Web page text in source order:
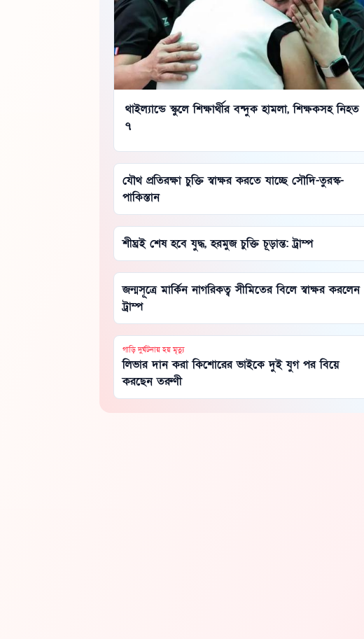
থাইল্যান্ডে স্কুলে শিক্ষার্থীর বন্দুক হামলা, শিক্ষকসহ নিহত
৭
যৌথ প্রতিরক্ষা চুক্তি স্বাক্ষর করতে যাচ্ছে সৌদি-তুরস্ক-
পাকিস্তান
শীঘ্রই শেষ হবে যুদ্ধ, হরমুজ চুক্তি চূড়ান্ত: ট্রাম্প
জন্মসূত্রে মার্কিন নাগরিকত্ব সীমিতের বিলে স্বাক্ষর করলেন
ট্রাম্প
গাড়ি দুর্ঘটনায় হয় মৃত্যু
লিভার দান করা কিশোরের ভাইকে দুই যুগ পর বিয়ে
করছেন তরুণী